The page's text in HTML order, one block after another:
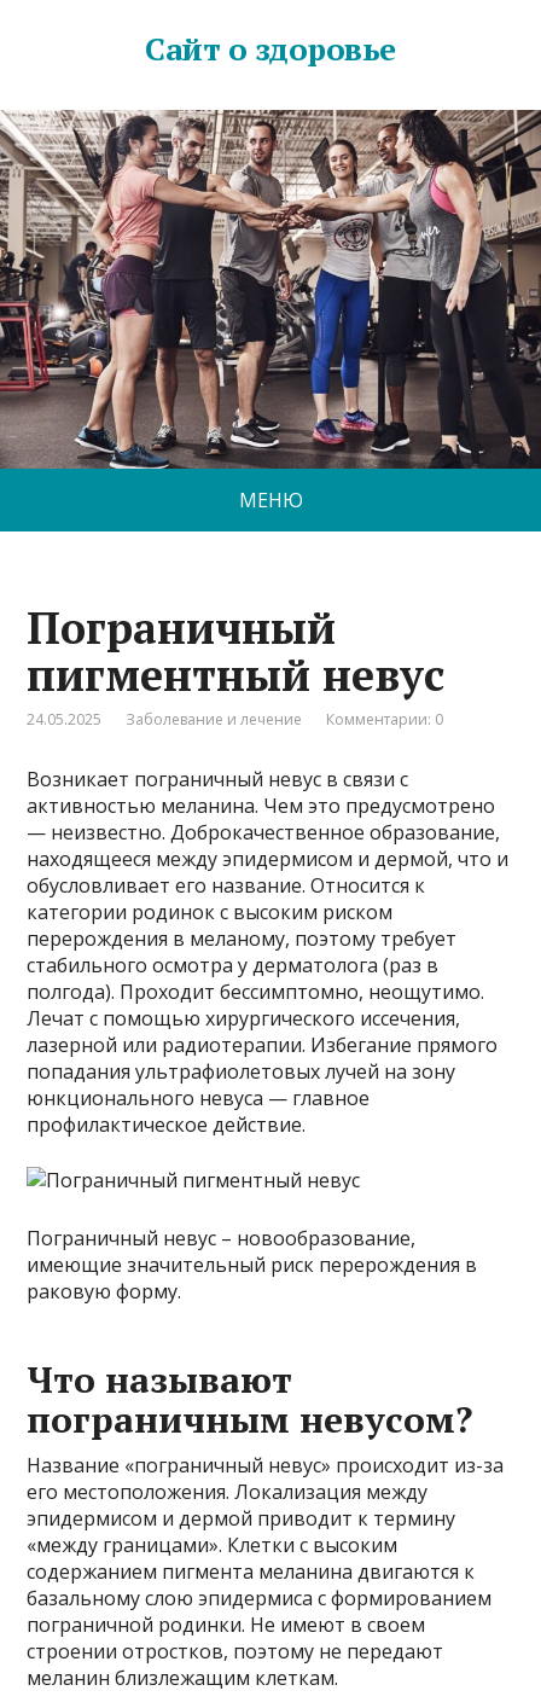
Сайт о здоровье
МЕНЮ
Пограничный
пигментный невус
24.05.2025 Заболевание и лечение Комментарии: 0
Возникает пограничный невус в связи с
активностью меланина. Чем это предусмотрено
— неизвестно. Доброкачественное образование,
находящееся между эпидермисом и дермой, что и
обусловливает его название. Относится к
категории родинок с высоким риском
перерождения в меланому, поэтому требует
стабильного осмотра у дерматолога (раз в
полгода). Проходит бессимптомно, неощутимо.
Лечат с помощью хирургического иссечения,
лазерной или радиотерапии. Избегание прямого
попадания ультрафиолетовых лучей на зону
юнкционального невуса — главное
профилактическое действие.
Пограничный невус – новообразование,
имеющие значительный риск перерождения в
раковую форму.
Что называют
пограничным невусом?
Название «пограничный невус» происходит из-за
его местоположения. Локализация между
эпидермисом и дермой приводит к термину
«между границами». Клетки с высоким
содержанием пигмента меланина двигаются к
базальному слою эпидермиса с формированием
пограничной родинки. Не имеют в своем
строении отростков, поэтому не передают
меланин близлежащим клеткам.